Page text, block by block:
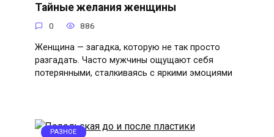
Тайные желания женщины
0 886
Женщина — загадка, которую не так просто
разгадать. Часто мужчины ощущают себя
потерянными, сталкиваясь с яркими эмоциями
РАЗНОЕ